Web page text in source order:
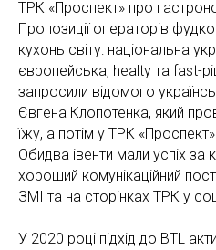
ТРК «Проспект» про
Пропозиції операторів
кухонь світу: національна
європейська, healty та fast-
запросили відомого
Євгена Клопотенка, який
їжу, а потім у ТРК
Обидва івенти мали успіх за
хороший комунікаційний
ЗМІ та на сторінках ТРК у
У 2020 році підхід до BTL